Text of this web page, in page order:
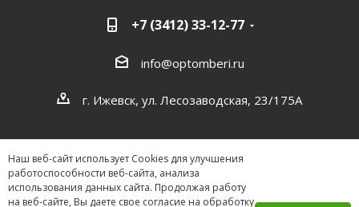
Наш веб-сайт использует Cookies для улучшения
работоспособности веб-сайта, анализа
использования данных сайта. Продолжая работу
на веб-сайте, Вы даете свое согласие на обработку
+7 (3412) 33-12-77
info@optomberi.ru
г. Ижевск, ул. Лесозаводская, 23/175А
2026 ©